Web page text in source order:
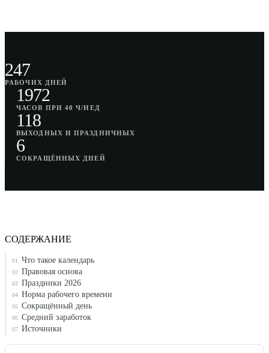
247
РАБОЧИХ ДНЕЙ
1972
ЧАСОВ ПРИ 40 Ч/НЕД
118
ВЫХОДНЫХ И ПРАЗДНИЧНЫХ
6
СОКРАЩЁННЫХ ДНЕЙ
СОДЕРЖАНИЕ
01 Что такое календарь
02 Правовая основа
03 Праздники 2026
04 Норма рабочего времени
05 Сокращённый день
06 Средний заработок
07 Источники